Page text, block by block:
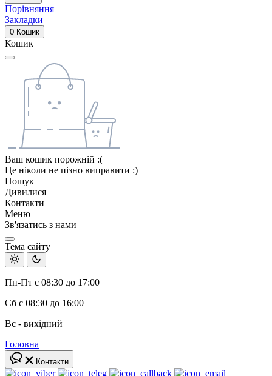
Порівняння
Закладки
0 Кошик
Кошик
Ваш кошик порожній :(
Це ніколи не пізно виправити :)
Пошук
Дивилися
Контакти
Меню
Зв'язатись з нами
Тема сайту
Пн-Пт с 08:30 до 17:00
Сб с 08:30 до 16:00
Вс - вихідний
Головна
Контакти